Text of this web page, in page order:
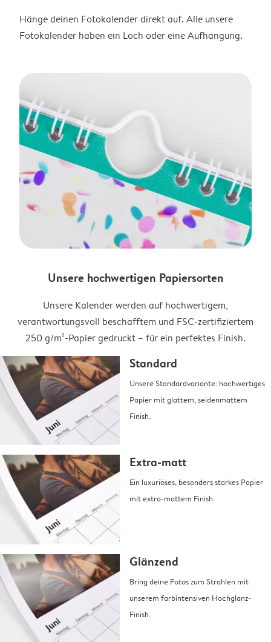
Hänge deinen Fotokalender direkt auf. Alle unsere
Fotokalender haben ein Loch oder eine Aufhängung.
Unsere hochwertigen Papiersorten
Unsere Kalender werden auf hochwertigem,
verantwortungsvoll beschafftem und FSC-zertifiziertem
250 g/m²-Papier gedruckt – für ein perfektes Finish.
Standard
Unsere Standardvariante: hochwertiges
Papier mit glattem, seidenmattem
Finish.
Extra-matt
Ein luxuriöses, besonders starkes Papier
mit extra-mattem Finish.
Glänzend
Bring deine Fotos zum Strahlen mit
unserem farbintensiven Hochglanz-
Finish.